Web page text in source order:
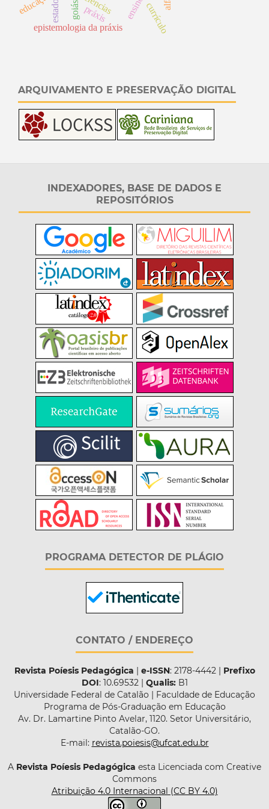
estado goiás
epistemologia da práxis currículo
práxis
ARQUIVAMENTO E PRESERVAÇÃO DIGITAL
INDEXADORES, BASE DE DADOS E
REPOSITÓRIOS
PROGRAMA DETECTOR DE PLÁGIO
CONTATO / ENDEREÇO
Revista Poíesis Pedagógica | e-ISSN: 2178-4442 | Prefixo
DOI: 10.69532 | Qualis:B1
Universidade Federal de Catalão | Faculdade de Educação
Programa de Pós-Graduação em Educação
Av. Dr. Lamartine Pinto Avelar, 1120. Setor Universitário,
Catalão-GO.
E-mail: revista.poiesis@ufcat.edu.br
A Revista Poíesis Pedagógica esta Licenciada com Creative
Commons
Atribuição 4.0 Internacional (CC BY 4.0)